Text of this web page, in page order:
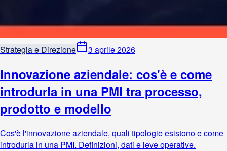
Strategia e Direzione 3 aprile 2026
Innovazione aziendale: cos'è e come
introdurla in una PMI tra processo,
prodotto e modello
Cos'è l'innovazione aziendale, quali tipologie esistono e come
introdurla in una PMI. Definizioni, dati e leve operative.